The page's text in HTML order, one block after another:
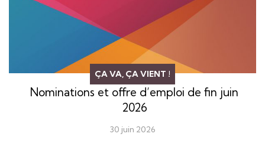
ÇA VA, ÇA VIENT !
Nominations et offre d’emploi de fin juin
2026
30 juin 2026